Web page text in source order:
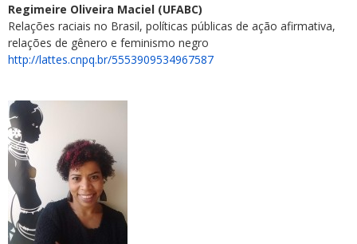
Regimeire Oliveira Maciel (UFABC)
Relações raciais no Brasil, políticas públicas de ação afirmativa,
relações de gênero e feminismo negro
http://lattes.cnpq.br/5553909534967587